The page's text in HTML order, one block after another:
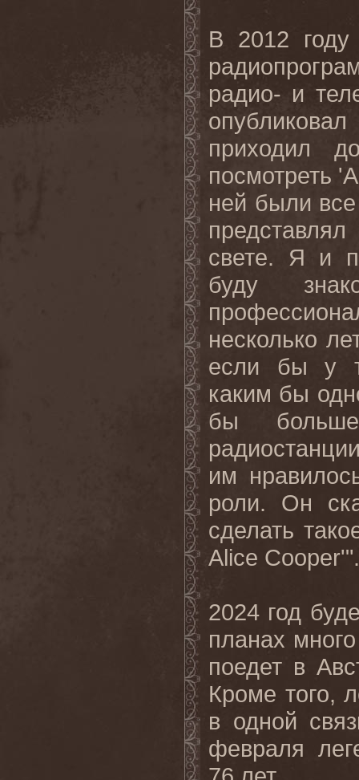
В 2012 году
радио- и
приходил
посмотреть '
ней были
свете. Я и
буду
несколько
если бы у
каким бы
бы
им
роли. Он
сделать
Alice Cooper'".
2024 год
планах
поедет в
Кроме того,
в одной
февраля